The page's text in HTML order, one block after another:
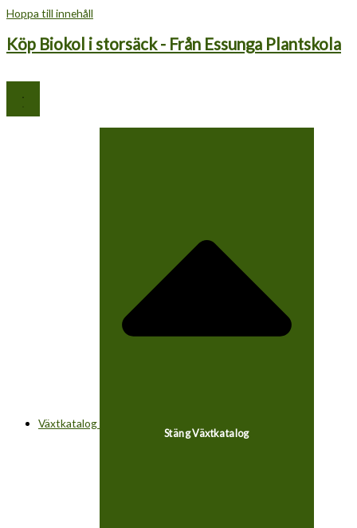
Hoppa till innehåll
Köp Biokol i storsäck - Från Essunga Plantskola
Växtkatalog
Stäng Växtkatalog